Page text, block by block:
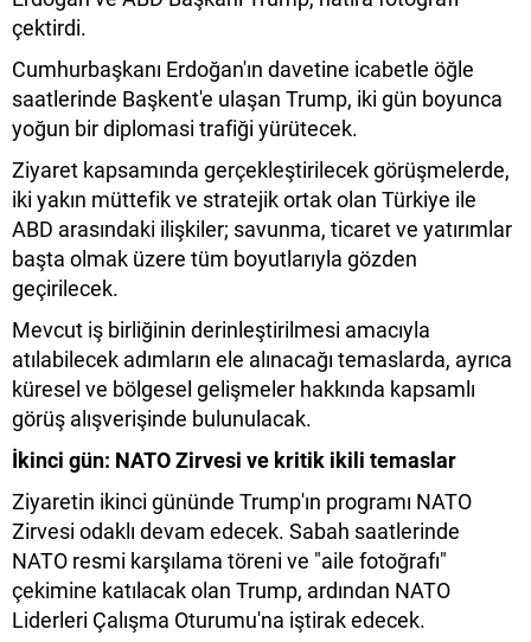
çektirdi.
Cumhurbaşkanı Erdoğan'ın davetine icabetle öğle
saatlerinde Başkent'e ulaşan Trump, iki gün boyunca
yoğun bir diplomasi trafiği yürütecek.
Ziyaret kapsamında gerçekleştirilecek görüşmelerde,
iki yakın müttefik ve stratejik ortak olan Türkiye ile
ABD arasındaki ilişkiler; savunma, ticaret ve yatırımlar
başta olmak üzere tüm boyutlarıyla gözden
geçirilecek.
Mevcut iş birliğinin derinleştirilmesi amacıyla
atılabilecek adımların ele alınacağı temaslarda, ayrıca
küresel ve bölgesel gelişmeler hakkında kapsamlı
görüş alışverişinde bulunulacak.
İkinci gün: NATO Zirvesi ve kritik ikili temaslar
Ziyaretin ikinci gününde Trump'ın programı NATO
Zirvesi odaklı devam edecek. Sabah saatlerinde
NATO resmi karşılama töreni ve "aile fotoğrafı"
çekimine katılacak olan Trump, ardından NATO
Liderleri Çalışma Oturumu'na iştirak edecek.